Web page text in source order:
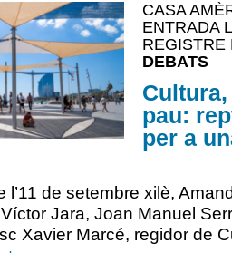
CASA
ENTRADA
REGISTRE
DEBATS
pau:
per a
l’11 de setembre xilè,
Jara, Joan Manuel
Xavier Marcé, regidor de